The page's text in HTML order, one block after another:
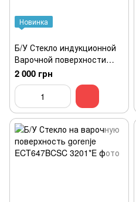
Новинка
Б/У Стекло индукционной
Варочной поверхности
Whirlpool WL S5360 BF/W.
2 000 грн